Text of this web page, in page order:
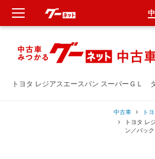
トヨタ レジアスエースバン スーパーＧＬ
中古車 ト
トヨタ レ
ン／バッ
新車
中古車